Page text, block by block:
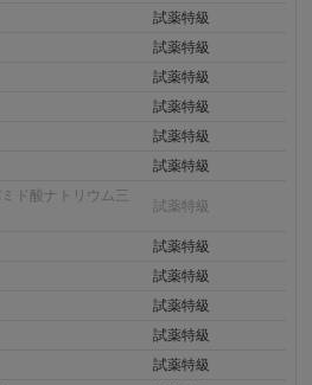
試薬特級
試薬特級
試薬特級
試薬特級
試薬特級
試薬特級
ド酸ナトリウム三
試薬特級
試薬特級
試薬特級
試薬特級
試薬特級
試薬特級